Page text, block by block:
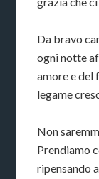
Da bravo
ogni notte
amore e del
legame
Non
Prendiamo
ripensando